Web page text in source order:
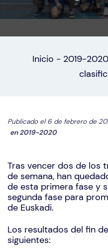
Inicio - 2019-2020
Publicado el 6 de febrero de
en2019-2020
Tras vencer dos de los
de semana, han
de esta primera fase y
segunda fase para
de Euskadi.
Los resultados del fin
siguientes: